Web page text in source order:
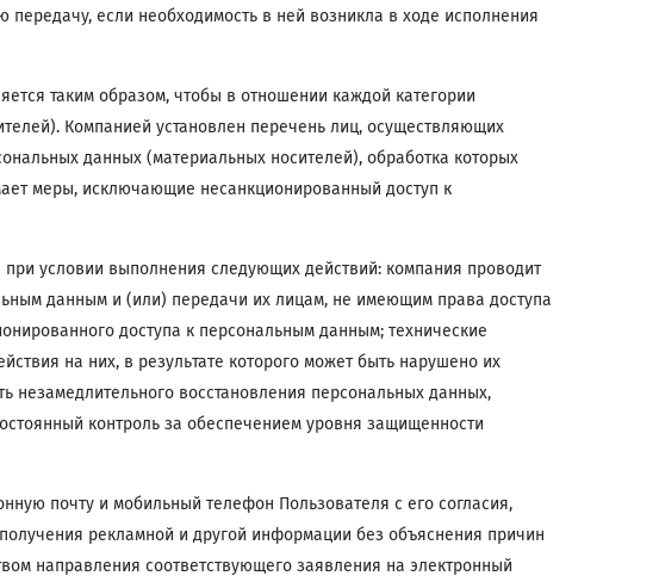
если необходимость в ней возникла в ходе исполнения
таким образом, чтобы в отношении каждой категории
Компанией установлен перечень лиц, осуществляющих
данных (материальных носителей), обработка которых
меры, исключающие несанкционированный доступ к
условии выполнения следующих действий: компания проводит
данным и (или) передачи их лицам, не имеющим права доступа
доступа к персональным данным; технические
на них, в результате которого может быть нарушено их
незамедлительного восстановления персональных данных,
контроль за обеспечением уровня защищенности
почту и мобильный телефон Пользователя с его согласия,
рекламной и другой информации без объяснения причин
направления соответствующего заявления на электронный